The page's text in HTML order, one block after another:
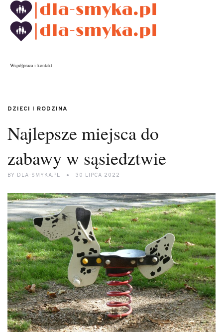
Współpraca i kontakt
DZIECI I RODZINA
Najlepsze miejsca do
zabawy w sąsiedztwie
BY DLA-SMYKA.PL 30 LIPCA 2022